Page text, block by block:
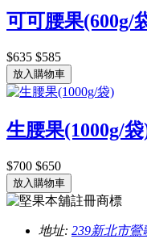
可可腰果(600g/
$635 $585
放入購物車
生腰果(1000g/袋
$700 $650
放入購物車
地址: 239新北市鶯